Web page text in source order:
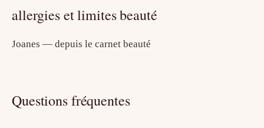
allergies et limites beauté
Joanes — depuis le carnet beauté
Questions fréquentes